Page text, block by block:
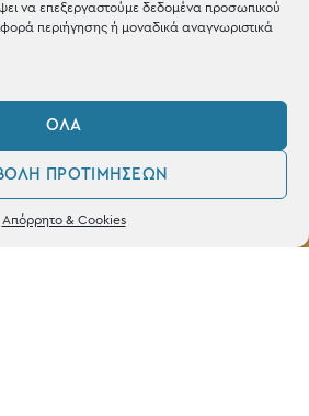
να επεξεργαστούμε δεδομένα προσωπικού
περιήγησης ή μοναδικά αναγνωριστικά
ΌΛΑ
ΠΡΟΤΙΜΉΣΕΩΝ
Απόρρητο & Cookies
προϊόν που να
επιλογή σας.
ΚΑΤΑΣΤΗΜΑ
2421 217300
/ Σαβ: 09:00 - 15:00
Φίλτρα
0